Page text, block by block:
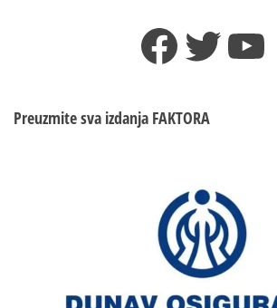
transportovanaFacebook
Twitter
Preuzmite sva izdanja FAKTORA